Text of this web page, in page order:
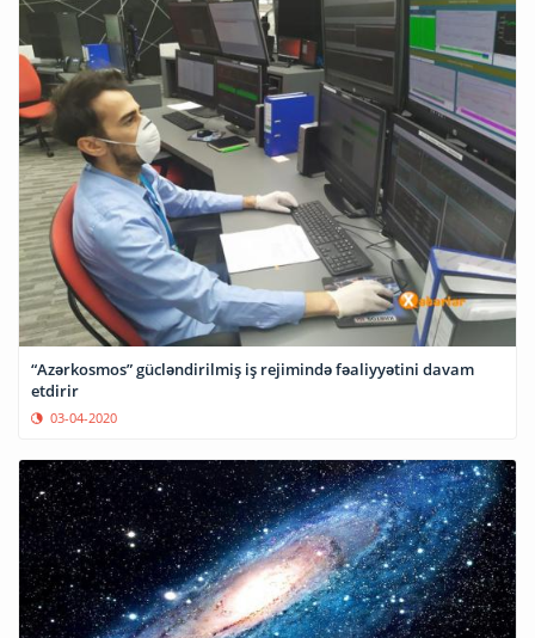
“Azərkosmos” gücləndirilmiş iş rejimində fəaliyyətini davam
etdirir
03-04-2020